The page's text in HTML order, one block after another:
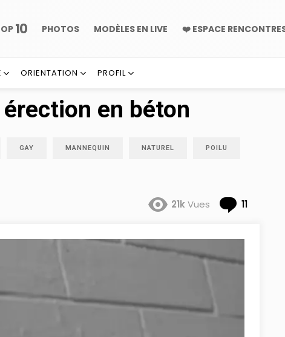
10 PHOTOS MODÈLES EN LIVE ❤️ ESPACE
ORIENTATION PROFIL
en béton
GAY MANNEQUIN NATUREL POILU
21kVues 11